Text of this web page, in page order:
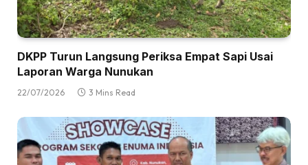
DKPP Turun Langsung Periksa Empat Sapi Usai
Laporan Warga Nunukan
22/07/2026 3 Mins Read